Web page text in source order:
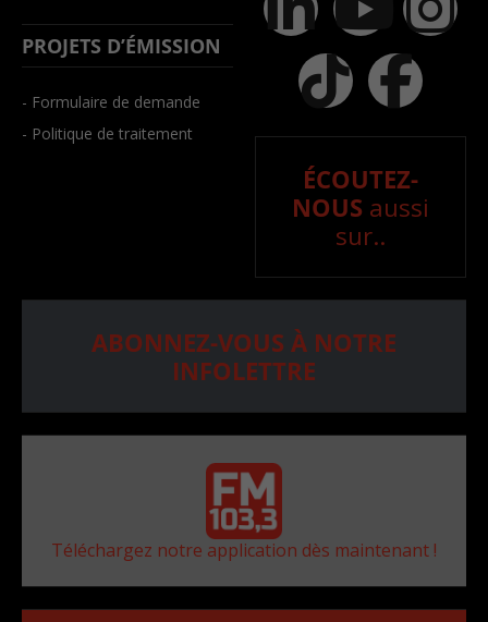
PROJETS D’ÉMISSION
- Formulaire de demande
- Politique de traitement
ÉCOUTEZ-
NOUS aussi
sur..
ABONNEZ-VOUS À NOTRE
INFOLETTRE
Téléchargez notre application dès maintenant !